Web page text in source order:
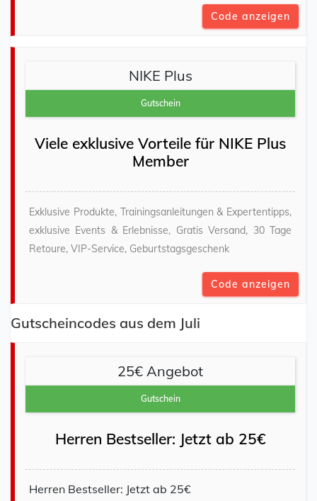
Code anzeigen
NIKE Plus
Gutschein
Viele exklusive Vorteile für NIKE Plus
Member
Exklusive Produkte, Trainingsanleitungen & Expertentipps,
exklusive Events & Erlebnisse, Gratis Versand, 30 Tage
Retoure, VIP-Service, Geburtstagsgeschenk
Code anzeigen
Gutscheincodes aus dem Juli
25€ Angebot
Gutschein
Herren Bestseller: Jetzt ab 25€
Herren Bestseller: Jetzt ab 25€